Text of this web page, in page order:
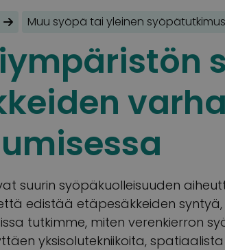
Muu syöpä tai yleinen syöpätutkimus
suurin syöpäkuolleisuuden
edistää etäpesäkkeiden
tutkimme, miten verenkierron
yksisolutekniikoita,